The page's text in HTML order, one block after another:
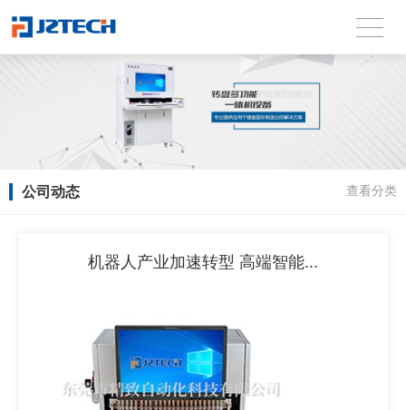
公司动态 查看分类
机器人产业加速转型 高端智能...